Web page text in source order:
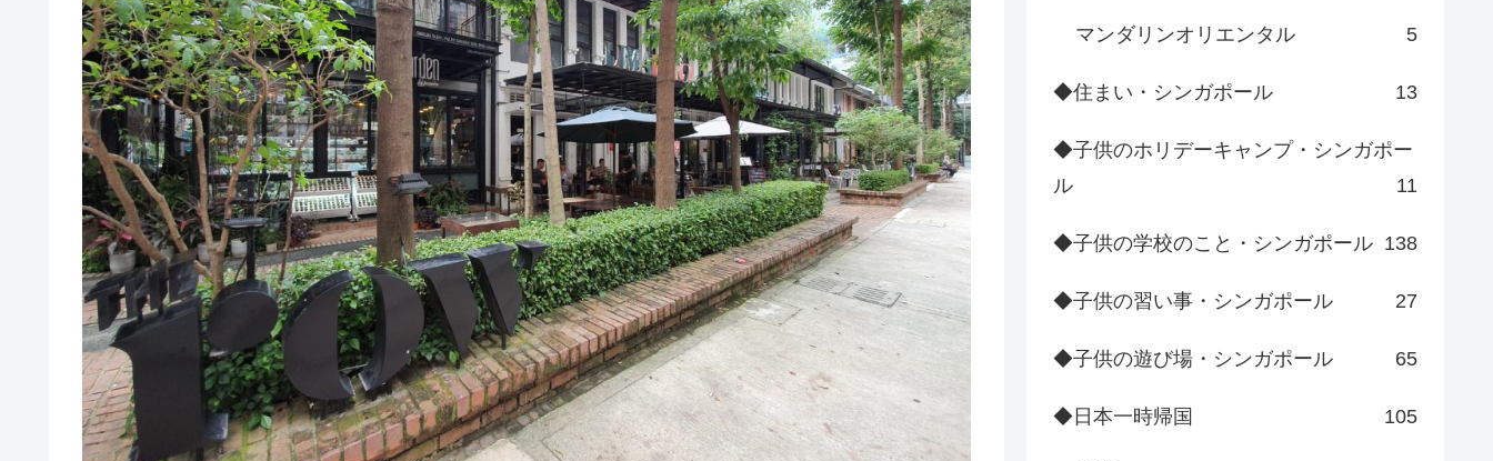
マンダリンオリエンタル 5
◆住まい・シンガポール 13
◆子供のホリデーキャンプ・シンガポー
ル
11
◆子供の学校のこと・シンガポール 138
◆子供の習い事・シンガポール 27
◆子供の遊び場・シンガポール 65
◆日本一時帰国 105